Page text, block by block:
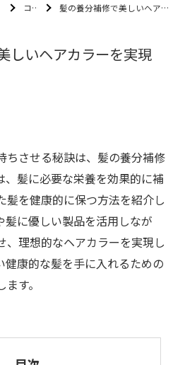
コラム 髪の養分補修で美しいヘアカラーを実現する方法
しいヘアカラーを実現
ちさせる秘訣は、髪の養分補修
、髪に必要な栄養を効果的に補
髪を健康的に保つ方法を紹介し
髪に優しい製品を活用しなが
、理想的なヘアカラーを実現し
健康的な髪を手に入れるための
す。